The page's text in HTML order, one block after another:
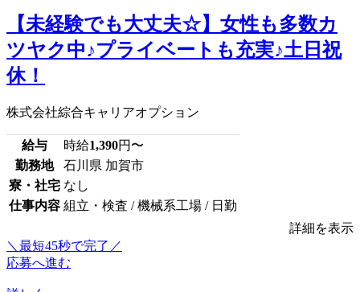
【未経験でも大丈夫☆】女性も多数カ
ツヤク中♪プライベートも充実♪土日祝
休！
株式会社綜合キャリアオプション
給与 時給1,390円〜
勤務地
石川県 加賀市
寮・社宅 なし
仕事内容 組立・検査 / 機械系工場 / 日勤
詳細を表示
＼最短45秒で完了／
応募へ進む